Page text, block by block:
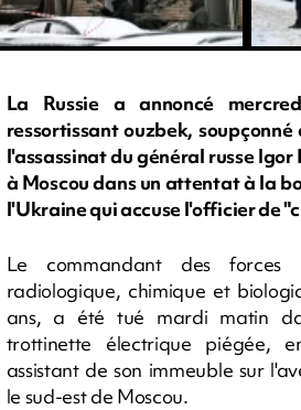
La Russie a annoncé
ressortissant ouzbek,
l'assassinat du général russe
à Moscou dans un attentat à la
l'Ukraine qui accuse l'officier de
Le commandant des forces
radiologique, chimique et
ans, a été tué mardi matin
trottinette électrique piégée,
assistant de son immeuble sur
le sud-est de Moscou.